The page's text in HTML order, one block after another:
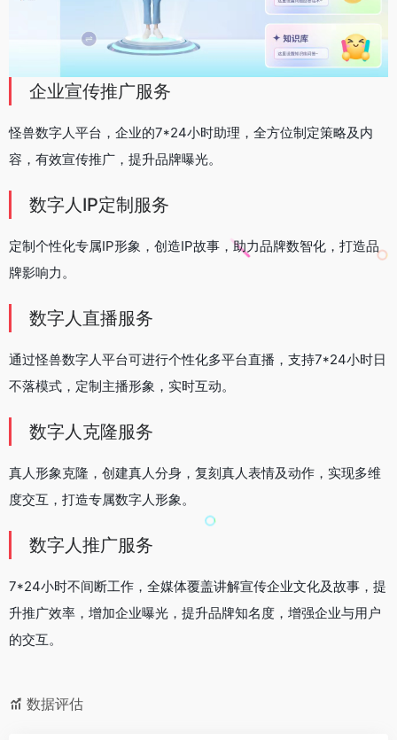
企业宣传推广服务
怪兽数字人平台，企业的7*24小时助理，全方位制定策略及内
容，有效宣传推广，提升品牌曝光。
数字人IP定制服务
定制个性化专属IP形象，创造IP故事，助力品牌数智化，打造品
牌影响力。
数字人直播服务
通过怪兽数字人平台可进行个性化多平台直播，支持7*24小时日
不落模式，定制主播形象，实时互动。
数字人克隆服务
真人形象克隆，创建真人分身，复刻真人表情及动作，实现多维
度交互，打造专属数字人形象。
数字人推广服务
7*24小时不间断工作，全媒体覆盖讲解宣传企业文化及故事，提
升推广效率，增加企业曝光，提升品牌知名度，增强企业与用户
的交互。
数据评估